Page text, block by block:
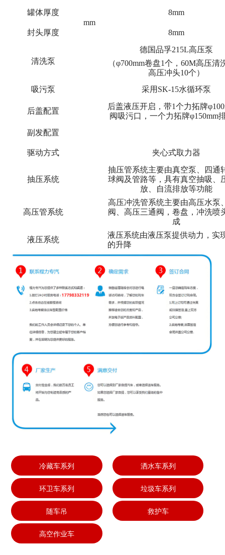
罐体厚度
mm
8mm
封头厚度 8mm
清洗泵
德国品孚215L高压泵
（φ700mm卷盘1个，60M高压清
高压冲头10个）
吸污泵
采用SK-15水循环泵
后盖配置
后盖液压开启，带1个力拓牌
阀吸污口，一个力拓牌φ150mm
副发配置
驱动方式 夹心式取力器
抽压系统
抽压管系统主要由真空泵、四通
球阀及管路等，具有真空抽吸、
放、自流排放等功能
高压管系统
高压冲洗管系统主要由高压水泵
阀、高压三通阀，卷盘，冲洗喷
成
液压系统
液压系统由液压泵提供动力，实
的升降
冷藏车系列 洒水车系列
环卫车系列 垃圾车系列
随车吊 救护车
高空作业车